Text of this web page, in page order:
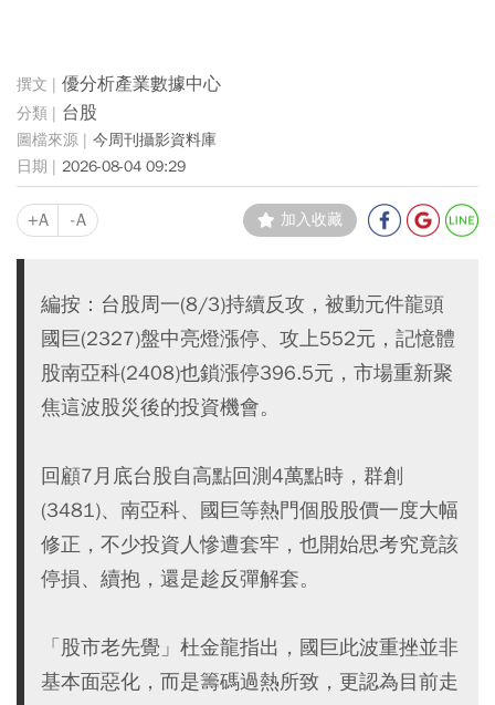
優分析產業數據中心
台股
今周刊攝影資料庫
2026-08-04 09:29
+A -A 加入收藏
編按：台股周一(8/3)持續反攻，被動元件龍頭
國巨(2327)盤中亮燈漲停、攻上552元，記憶體
股南亞科(2408)也鎖漲停396.5元，市場重新聚
焦這波股災後的投資機會。
回顧7月底台股自高點回測4萬點時，群創
(3481)、南亞科、國巨等熱門個股股價一度大幅
修正，不少投資人慘遭套牢，也開始思考究竟該
停損、續抱，還是趁反彈解套。
「股市老先覺」杜金龍指出，國巨此波重挫並非
基本面惡化，而是籌碼過熱所致，更認為目前走